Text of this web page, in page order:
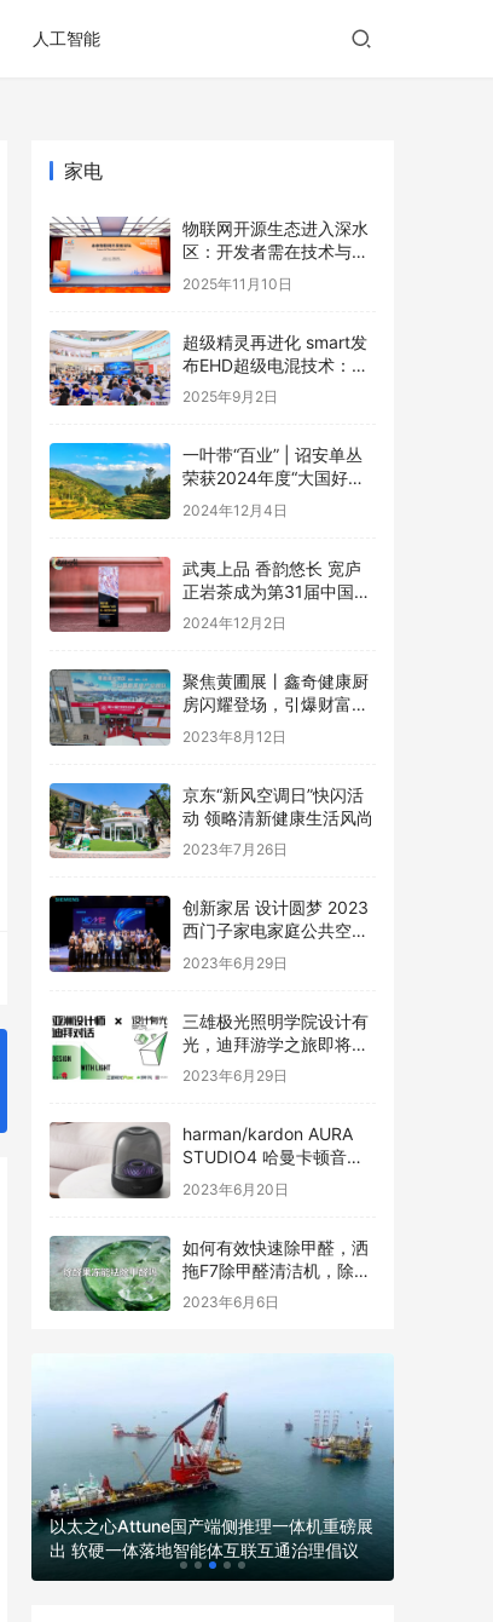
人工智能
家电
物联网开源生态进入深水
区：开发者需在技术与商
业的夹缝中寻找破局之道
2025年11月10日
超级精灵再进化 smart发
布EHD超级电混技术：每
一程，比增程更成
2025年9月2日
一叶带“百业” | 诏安单丛
荣获2024年度“大国好货·
一县一品”特色品牌
2024年12月4日
武夷上品 香韵悠长 宽庐
正岩茶成为第31届中国国
际广告节唯一指定茶叶品
2024年12月2日
聚焦黄圃展丨鑫奇健康厨
房闪耀登场，引爆财富盛
宴
2023年8月12日
京东“新风空调日”快闪活
动 领略清新健康生活风尚
2023年7月26日
创新家居 设计圆梦 2023
西门子家电家庭公共空间
设计大赛圆满礼成
2023年6月29日
三雄极光照明学院设计有
光，迪拜游学之旅即将启
程
2023年6月29日
harman/kardon AURA
STUDIO4 哈曼卡顿音乐
琉璃四代全新发布
2023年6月20日
如何有效快速除甲醛，洒
拖F7除甲醛清洁机，除醛
过程看得见
2023年6月6日
以太之心Attune国产端侧推理一体机重磅展
出 软硬一体落地智能体互联互通治理倡议